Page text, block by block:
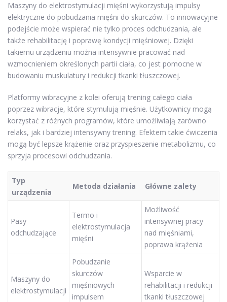
Maszyny do elektrostymulacji mięśni wykorzystują impulsy
elektryczne do pobudzania mięśni do skurczów. To innowacyjne
podejście może wspierać nie tylko proces odchudzania, ale
także rehabilitację i poprawę kondycji mięśniowej. Dzięki
takiemu urządzeniu można intensywnie pracować nad
wzmocnieniem określonych partii ciała, co jest pomocne w
budowaniu muskulatury i redukcji tkanki tłuszczowej.
Platformy wibracyjne z kolei oferują trening całego ciała
poprzez wibracje, które stymulują mięśnie. Użytkownicy mogą
korzystać z różnych programów, które umożliwiają zarówno
relaks, jak i bardziej intensywny trening. Efektem takie ćwiczenia
mogą być lepsze krążenie oraz przyspieszenie metabolizmu, co
sprzyja procesowi odchudzania.
Typ
urządzenia
Metoda działania Główne zalety
Pasy
odchudzające
Termo i
elektrostymulacja
mięśni
Możliwość
intensywnej pracy
nad mięśniami,
poprawa krążenia
Maszyny do
elektrostymulacji
Pobudzanie
skurczów
mięśniowych
impulsem
Wsparcie w
rehabilitacji i redukcji
tkanki tłuszczowej